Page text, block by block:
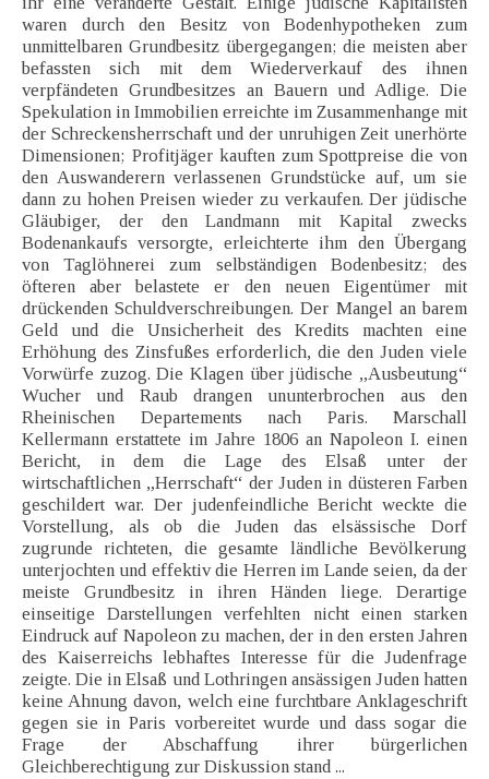
waren durch den Besitz von Bodenhypotheken zum
unmittelbaren Grundbesitz übergegangen; die meisten aber
befassten sich mit dem Wiederverkauf des ihnen
verpfändeten Grundbesitzes an Bauern und Adlige. Die
Spekulation in Immobilien erreichte im Zusammenhange mit
der Schreckensherrschaft und der unruhigen Zeit unerhörte
Dimensionen; Profitjäger kauften zum Spottpreise die von
den Auswanderern verlassenen Grundstücke auf, um sie
dann zu hohen Preisen wieder zu verkaufen. Der jüdische
Gläubiger, der den Landmann mit Kapital zwecks
Bodenankaufs versorgte, erleichterte ihm den Übergang
von Taglöhnerei zum selbständigen Bodenbesitz; des
öfteren aber belastete er den neuen Eigentümer mit
drückenden Schuldverschreibungen. Der Mangel an barem
Geld und die Unsicherheit des Kredits machten eine
Erhöhung des Zinsfußes erforderlich, die den Juden viele
Vorwürfe zuzog. Die Klagen über jüdische „Ausbeutung“
Wucher und Raub drangen ununterbrochen aus den
Rheinischen Departements nach Paris. Marschall
Kellermann erstattete im Jahre 1806 an Napoleon I. einen
Bericht, in dem die Lage des Elsaß unter der
wirtschaftlichen „Herrschaft“ der Juden in düsteren Farben
geschildert war. Der judenfeindliche Bericht weckte die
Vorstellung, als ob die Juden das elsässische Dorf
zugrunde richteten, die gesamte ländliche Bevölkerung
unterjochten und effektiv die Herren im Lande seien, da der
meiste Grundbesitz in ihren Händen liege. Derartige
einseitige Darstellungen verfehlten nicht einen starken
Eindruck auf Napoleon zu machen, der in den ersten Jahren
des Kaiserreichs lebhaftes Interesse für die Judenfrage
zeigte. Die in Elsaß und Lothringen ansässigen Juden hatten
keine Ahnung davon, welch eine furchtbare Anklageschrift
gegen sie in Paris vorbereitet wurde und dass sogar die
Frage der Abschaffung ihrer bürgerlichen
Gleichberechtigung zur Diskussion stand ...